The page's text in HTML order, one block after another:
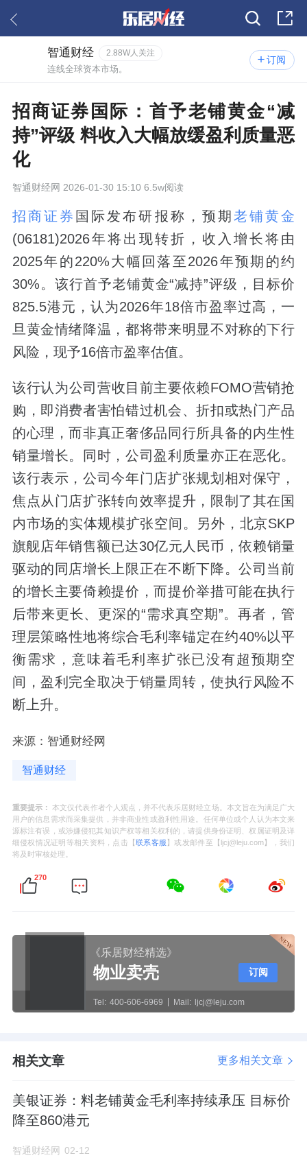
订阅
智通财经 2.88W人关注
连线全球资本市场。
招商证券国际：首予老铺黄金“减
持”评级 料收入大幅放缓盈利质量恶
化
智通财经网 2026-01-30 15:10 6.5w阅读
招商证券 国际发布研报称，预期 老铺黄金
(06181)2026年将出现转折，收入增长将由
2025年的220%大幅回落至2026年预期的约
30%。该行首予老铺黄金“减持”评级，目标价
825.5港元，认为2026年18倍市盈率过高，一
旦黄金情绪降温，都将带来明显不对称的下行
风险，现予16倍市盈率估值。
该行认为公司营收目前主要依赖FOMO营销抢
购，即消费者害怕错过机会、折扣或热门产品
的心理，而非真正奢侈品同行所具备的内生性
销量增长。同时，公司盈利质量亦正在恶化。
该行表示，公司今年门店扩张规划相对保守，
焦点从门店扩张转向效率提升，限制了其在国
内市场的实体规模扩张空间。另外，北京SKP
旗舰店年销售额已达30亿元人民币，依赖销量
驱动的同店增长上限正在不断下降。公司当前
的增长主要倚赖提价，而提价举措可能在执行
后带来更长、更深的“需求真空期”。再者，管
理层策略性地将综合毛利率锚定在约40%以平
衡需求，意味着毛利率扩张已没有超预期空
间，盈利完全取决于销量周转，使执行风险不
断上升。
来源：智通财经网
智通财经
重要提示： 本文仅代表作者个人观点，并不代表乐居财经立场。本文旨在为满足广大
用户的信息需求而采集提供，并非商业性或盈利性用途。任何单位或个人认为本文来
源标注有误，或涉嫌侵犯其知识产权等相关权利的，请提供身份证明、权属证明及详
细侵权情况证明等相关资料，点击【联系客服 】或发邮件至【ljcj@leju.com】，我们
将及时审核处理。
270
《乐居财经精选》
物业卖壳
Tel: 400-606-6969 Mail: ljcj@leju.com
订阅
相关文章 更多相关文章
美银证券：料老铺黄金毛利率持续承压 目标价
降至860港元
智通财经网 02-12